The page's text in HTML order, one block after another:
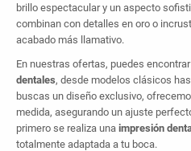
brillo espectacular y un aspecto
combinan con detalles en oro o
acabado más llamativo.
En nuestras ofertas, puedes
dentales, desde modelos clásicos
buscas un diseño exclusivo,
medida, asegurando un ajuste
primero se realiza una impresión
totalmente adaptada a tu boca.